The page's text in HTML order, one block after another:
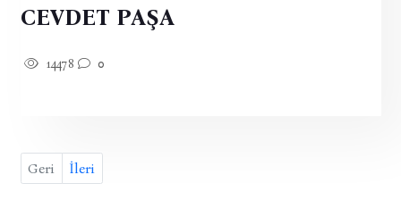
CEVDET PAŞA
14478 0
Geri İleri